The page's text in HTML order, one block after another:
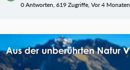
0 Antworten, 619 Zugriffe, Vor 4 Monaten